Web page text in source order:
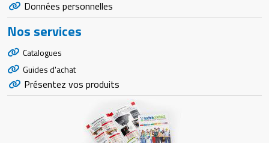
Données personnelles
Nos services
Catalogues
Guides d'achat
Présentez vos produits